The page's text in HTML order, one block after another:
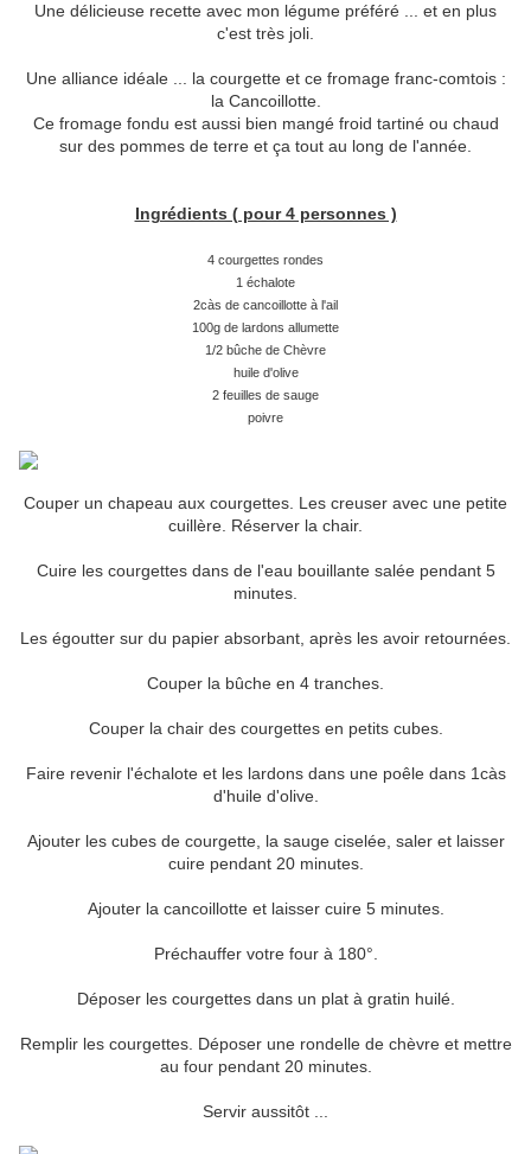
Une délicieuse recette avec mon légume préféré ... et en plus
c'est très joli.
Une alliance idéale ... la courgette et ce fromage franc-comtois :
la Cancoillotte.
Ce fromage fondu est aussi bien mangé froid tartiné ou chaud
sur des pommes de terre et ça tout au long de l'année.
Ingrédients ( pour 4 personnes )
4 courgettes rondes
1 échalote
2càs de cancoillotte à l'ail
100g de lardons allumette
1/2 bûche de Chèvre
huile d'olive
2 feuilles de sauge
poivre
Couper un chapeau aux courgettes. Les creuser avec une petite
cuillère. Réserver la chair.
Cuire les courgettes dans de l'eau bouillante salée pendant 5
minutes.
Les égoutter sur du papier absorbant, après les avoir retournées.
Couper la bûche en 4 tranches.
Couper la chair des courgettes en petits cubes.
Faire revenir l'échalote et les lardons dans une poêle dans 1càs
d'huile d'olive.
Ajouter les cubes de courgette, la sauge ciselée, saler et laisser
cuire pendant 20 minutes.
Ajouter la cancoillotte et laisser cuire 5 minutes.
Préchauffer votre four à 180°.
Déposer les courgettes dans un plat à gratin huilé.
Remplir les courgettes. Déposer une rondelle de chèvre et mettre
au four pendant 20 minutes.
Servir aussitôt ...